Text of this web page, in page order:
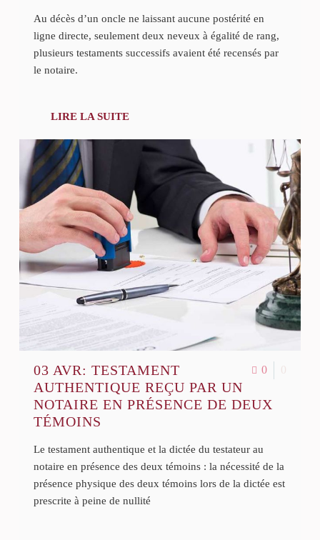
Au décès d’un oncle ne laissant aucune postérité en
ligne directe, seulement deux neveux à égalité de rang,
plusieurs testaments successifs avaient été recensés par
le notaire.
LIRE LA SUITE
0 0
03 AVR: TESTAMENT
AUTHENTIQUE REÇU PAR UN
NOTAIRE EN PRÉSENCE DE DEUX
TÉMOINS
Le testament authentique et la dictée du testateur au
notaire en présence des deux témoins : la nécessité de la
présence physique des deux témoins lors de la dictée est
prescrite à peine de nullité